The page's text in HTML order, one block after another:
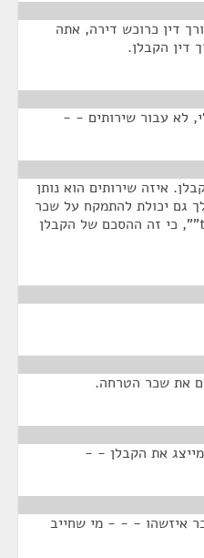
דין כרוכש דירה, אתה
דין הקבלן.
לא עבור שירותים - -
איזה שירותים הוא נותן
גם יכולת להתמקח על שכר
הטרחה. זה take it or leave it"", כי זה ההסכם של הקבלן
את שכר הטרחה.
מייצג את הקבלן - -
איזשהו - - - מי שחייב